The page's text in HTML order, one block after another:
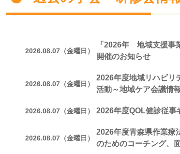
2026.08.07（金曜日）
「2026年 地域支援事
開催のお知らせ
2026.08.07（金曜日）
2026年度地域リハビリ
活動～地域ケア会議情
2026.08.07（金曜日） 2026年度QOL健診従事
2026.08.07（金曜日）
2026年度青森県作業療
のためのコーチング、